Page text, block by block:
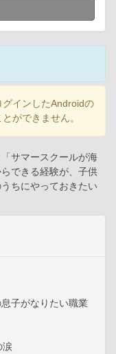
インしたAndroidの
ができません。
サマースクールが海
できる経験が、子供
ちにやっておきたい
子がなりたい職業